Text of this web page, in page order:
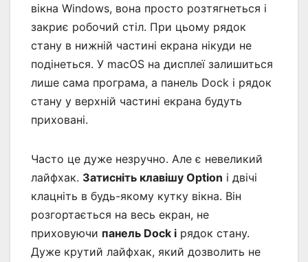
вікна Windows, вона просто розтягнеться і
закриє робочий стіл. При цьому рядок
стану в нижній частині екрана нікуди не
подінеться. У macOS на дисплеї залишиться
лише сама програма, а панель Dock і рядок
стану у верхній частині екрана будуть
приховані.
Часто це дуже незручно. Але є невеликий
лайфхак. Затисніть клавішу Option і двічі
клацніть в будь-якому кутку вікна. Він
розгортається на весь екран, не
приховуючи панель Dock і рядок стану.
Дуже крутий лайфхак, який дозволить не